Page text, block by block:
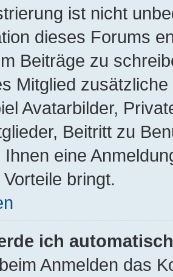
ist nicht
dieses Forums
Beiträge zu
Mitglied
Avatarbilder,
Beitritt zu
Ihnen eine
bringt.
ich
Anmelden das